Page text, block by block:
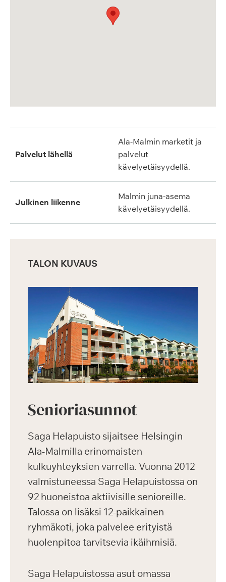
Palvelut lähellä
Ala-Malmin marketit ja
palvelut
kävelyetäisyydellä.
Julkinen liikenne
Malmin juna-asema
kävelyetäisyydellä.
TALON KUVAUS
Senioriasunnot
Saga Helapuisto sijaitsee Helsingin
Ala-Malmilla erinomaisten
kulkuyhteyksien varrella. Vuonna 2012
valmistuneessa Saga Helapuistossa on
92 huoneistoa aktiivisille senioreille.
Talossa on lisäksi 12-paikkainen
ryhmäkoti, joka palvelee erityistä
huolenpitoa tarvitsevia ikäihmisiä.
Saga Helapuistossa asut omassa